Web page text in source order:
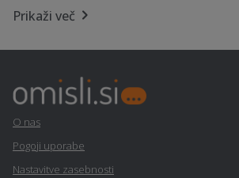
Prikaži več
O nas
Pogoji uporabe
Nastavitve zasebnosti